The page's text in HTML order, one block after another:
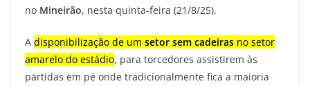
no Mineirão, nesta quinta-feira (21/8/25).
A disponibilização de um setor sem cadeiras no setor
amarelo do estádio, para torcedores assistirem às
partidas em pé onde tradicionalmente fica a maioria